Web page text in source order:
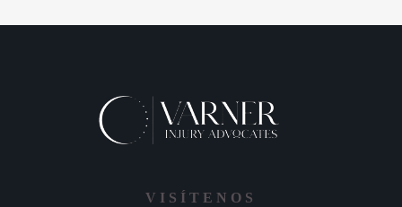
VISÍTENOS